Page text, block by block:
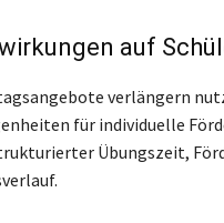
auf
verlängern
für individuelle
Übungszeit,